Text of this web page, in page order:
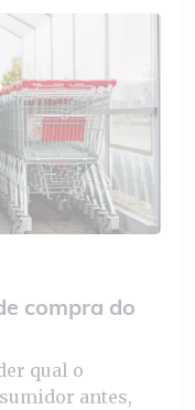
compra do
qual o
antes,